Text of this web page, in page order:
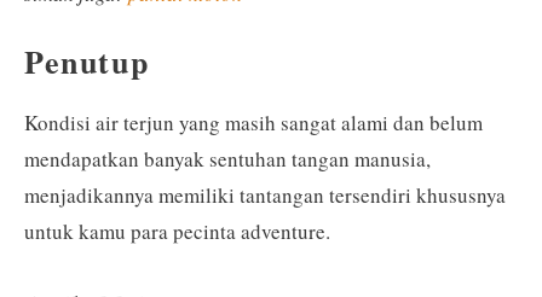
Penutup
Kondisi air terjun yang masih sangat alami dan belum
mendapatkan banyak sentuhan tangan manusia,
menjadikannya memiliki tantangan tersendiri khususnya
untuk kamu para pecinta adventure.